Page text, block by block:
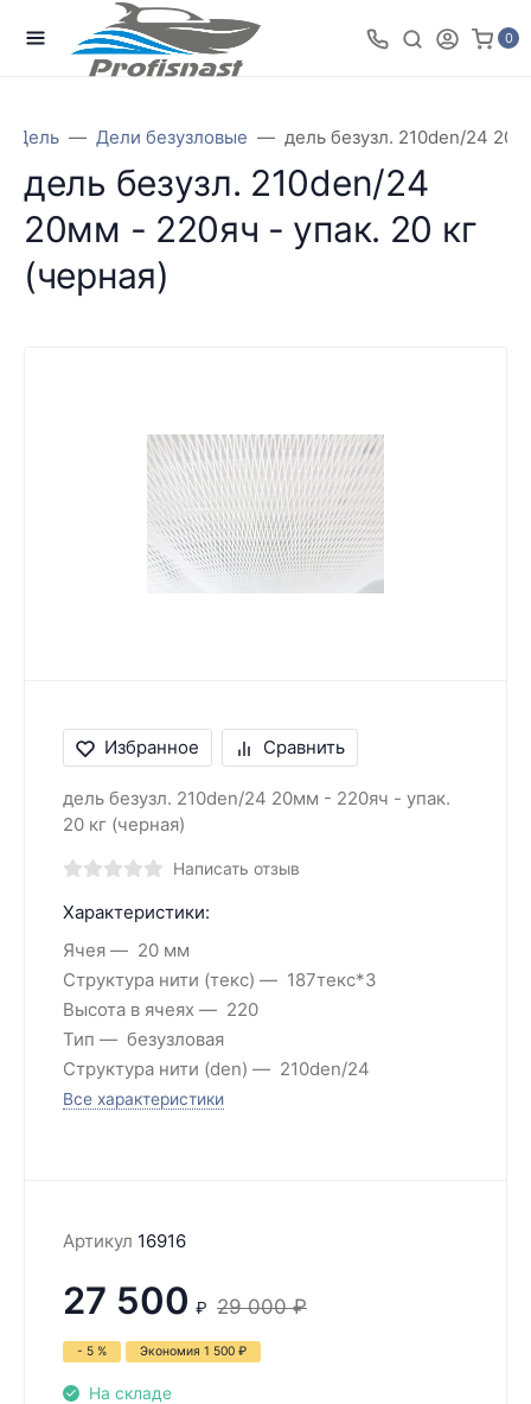
0
Дель Дели безузловые дель безузл. 210den/24
дель безузл. 210den/24
20мм - 220яч - упак. 20 кг
(черная)
Избранное Сравнить
дель безузл. 210den/24 20мм - 220яч - упак.
20 кг (черная)
Написать отзыв
Характеристики:
Ячея
20 мм
Структура нити (текс)
187текс*3
Высота в ячеях
220
Тип
безузловая
Структура нити (den)
210den/24
Все характеристики
Артикул 16916
27 500 ₽ 29 000 ₽
- 5 % Экономия 1 500 ₽
На складе